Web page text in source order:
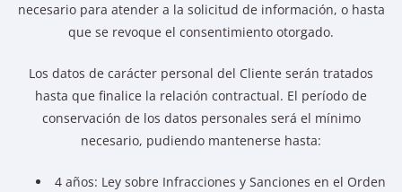
necesario para atender a la solicitud de información, o hasta
que se revoque el consentimiento otorgado.
Los datos de carácter personal del Cliente serán tratados
hasta que finalice la relación contractual. El período de
conservación de los datos personales será el mínimo
necesario, pudiendo mantenerse hasta:
4 años: Ley sobre Infracciones y Sanciones en el Orden